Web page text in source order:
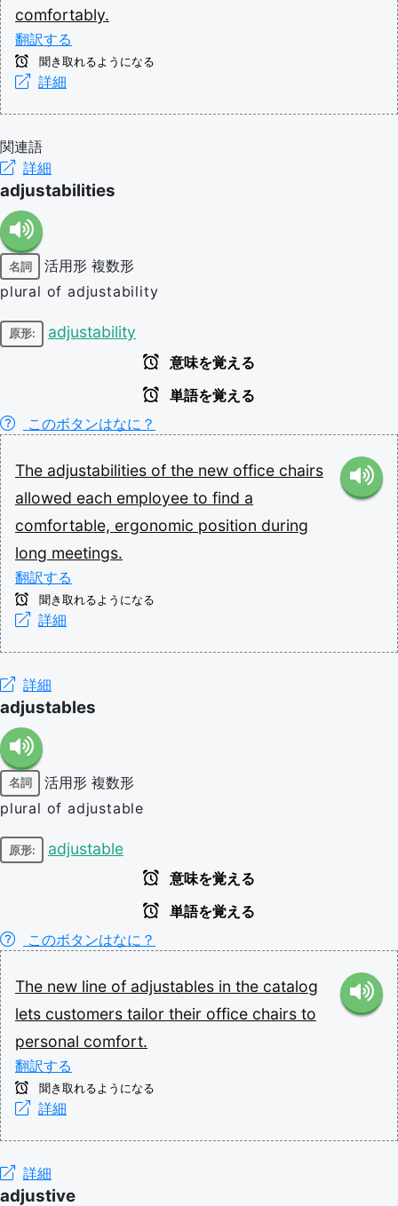
comfortably.
翻訳する
聞き取れるようになる
詳細
関連語
詳細
adjustabilities
名詞 活用形 複数形
plural of adjustability
原形: adjustability
意味を覚える
単語を覚える
このボタンはなに？
The adjustabilities of the new office chairs
allowed each employee to find a
comfortable, ergonomic position during
long meetings.
翻訳する
聞き取れるようになる
詳細
詳細
adjustables
名詞 活用形 複数形
plural of adjustable
原形: adjustable
意味を覚える
単語を覚える
このボタンはなに？
The new line of adjustables in the catalog
lets customers tailor their office chairs to
personal comfort.
翻訳する
聞き取れるようになる
詳細
詳細
adjustive